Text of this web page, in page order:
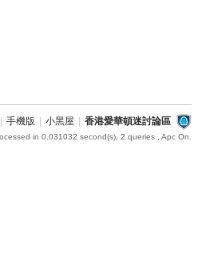
手機版 小黑屋 香港愛華頓迷討論區
in 0.031032 second(s), 2 queries , Apc On.